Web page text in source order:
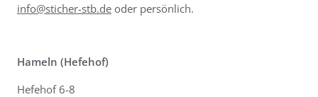
info@sticher-stb.de oder persönlich.
Hameln (Hefehof)
Hefehof 6-8